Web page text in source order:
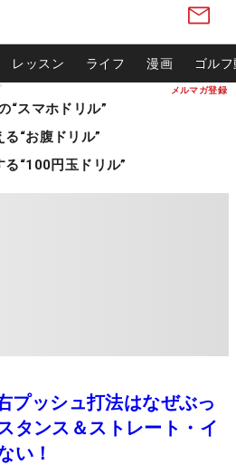
メルマガ登録
レッスン ライフ 漫画 ゴル
“スマホドリル”
“お腹ドリル”
“100円玉ドリル”
プッシュ打法はなぜぶっ
ンス＆ストレート・イ
い！